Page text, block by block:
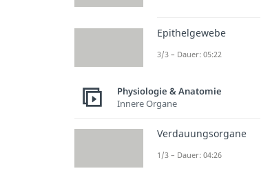
Epithelgewebe
3/3 – Dauer: 05:22
Physiologie & Anatomie
Innere Organe
Verdauungsorgane
1/3 – Dauer: 04:26